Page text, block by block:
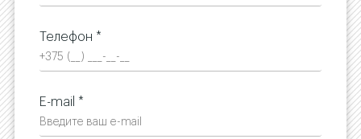
Телефон *
E-mail *